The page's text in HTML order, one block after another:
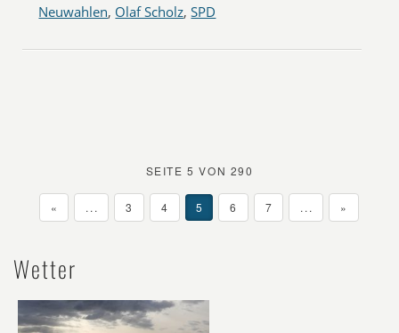
Neuwahlen, Olaf Scholz,SPD
SEITE 5 VON 290
« ... 3 4 5 6 7 ... »
Wetter